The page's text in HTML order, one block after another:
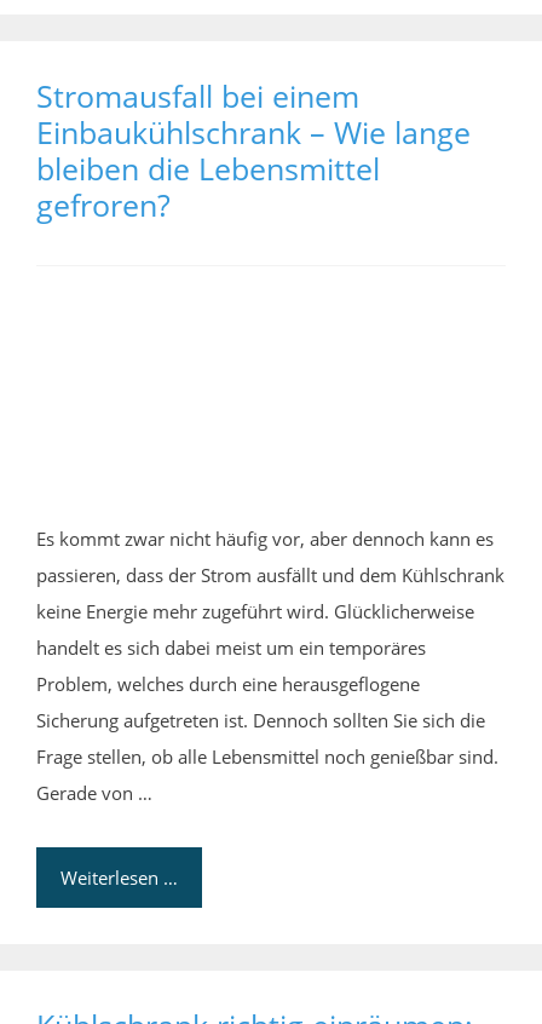
Stromausfall bei einem
Einbaukühlschrank – Wie lange
bleiben die Lebensmittel
gefroren?
Es kommt zwar nicht häufig vor, aber dennoch kann es
passieren, dass der Strom ausfällt und dem Kühlschrank
keine Energie mehr zugeführt wird. Glücklicherweise
handelt es sich dabei meist um ein temporäres
Problem, welches durch eine herausgeflogene
Sicherung aufgetreten ist. Dennoch sollten Sie sich die
Frage stellen, ob alle Lebensmittel noch genießbar sind.
Gerade von …
Weiterlesen …